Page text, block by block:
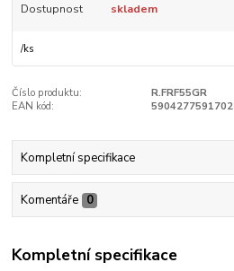
Dostupnost skladem
/ks
Číslo produktu:
R.FRF55GR
EAN kód:
5904277591702
Kompletní specifikace
Komentáře 0
Kompletní specifikace